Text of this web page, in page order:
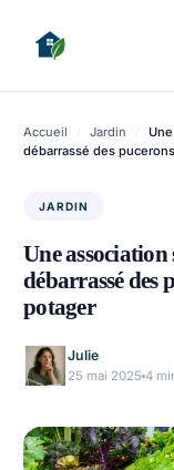
Accueil / Jardin /
débarrassé des
JARDIN
Une
débarrassé des
potager
Julie
25 mai 2025 4